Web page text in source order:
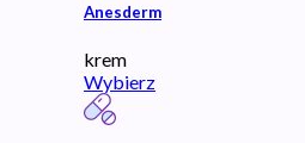
Anesderm
krem
Wybierz